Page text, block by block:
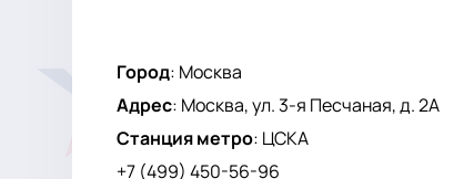
Город: Москва
Адрес: Москва, ул. 3-я Песчаная, д. 2А
Станция метро: ЦСКА
+7 (499) 450-56-96